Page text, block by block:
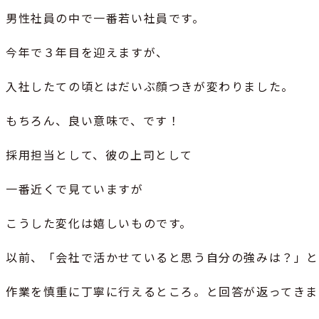
男性社員の中で一番若い社員です。
今年で３年目を迎えますが、
入社したての頃とはだいぶ顔つきが変わりました。
もちろん、良い意味で、です！
採用担当として、彼の上司として
一番近くで見ていますが
こうした変化は嬉しいものです。
以前、「会社で活かせていると思う自分の強みは？」
作業を慎重に丁寧に行えるところ。と回答が返ってきま